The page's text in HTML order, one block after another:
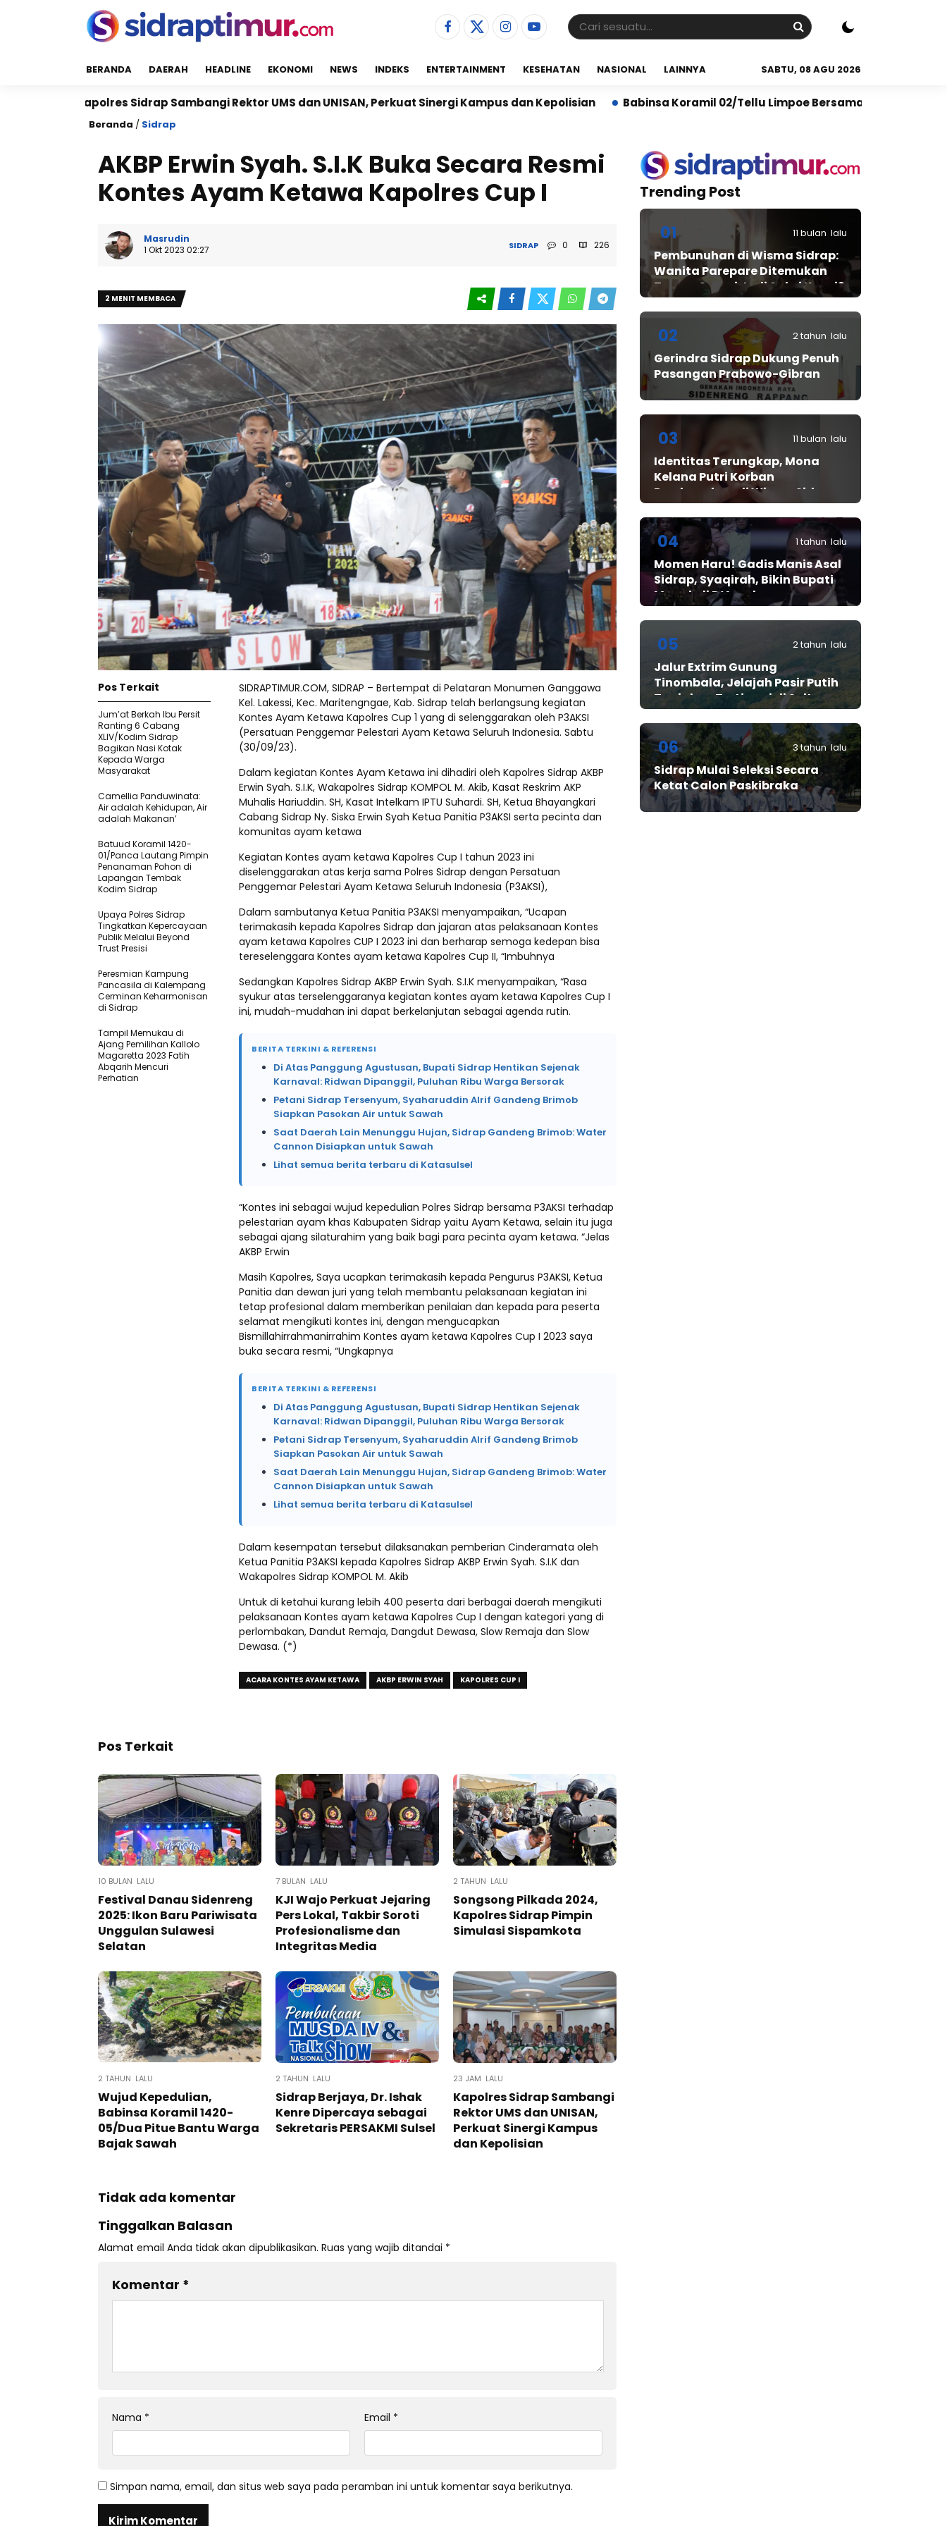
BERANDA DAERAH HEADLINE EKONOMI NEWS INDEKS ENTERTAINMENT KESEHATAN NASIONAL LAINNYA SABTU, 08 AGU 2026
Sidrap Sambangi Rektor UMS dan UNISAN, Perkuat Sinergi Kampus dan Kepolisian Babinsa Koramil 02/Tellu Limpoe Bersama Warga Gelar Karya Bakti
Beranda / Sidrap
AKBP Erwin Syah. S.I.K Buka Secara Resmi
Kontes Ayam Ketawa Kapolres Cup I
Masrudin
1 Okt 2023 02:27
SIDRAP 0 226
2 MENIT MEMBACA
SIDRAPTIMUR.COM, SIDRAP – Bertempat di Pelataran Monumen Ganggawa
Kel. Lakessi, Kec. Maritengngae, Kab. Sidrap telah berlangsung kegiatan
Kontes Ayam Ketawa Kapolres Cup 1 yang di selenggarakan oleh P3AKSI
(Persatuan Penggemar Pelestari Ayam Ketawa Seluruh Indonesia. Sabtu
(30/09/23).
Dalam kegiatan Kontes Ayam Ketawa ini dihadiri oleh Kapolres Sidrap AKBP
Erwin Syah. S.I.K, Wakapolres Sidrap KOMPOL M. Akib, Kasat Reskrim AKP
Muhalis Hariuddin. SH, Kasat Intelkam IPTU Suhardi. SH, Ketua Bhayangkari
Cabang Sidrap Ny. Siska Erwin Syah Ketua Panitia P3AKSI serta pecinta dan
komunitas ayam ketawa
Kegiatan Kontes ayam ketawa Kapolres Cup I tahun 2023 ini
diselenggarakan atas kerja sama Polres Sidrap dengan Persatuan
Penggemar Pelestari Ayam Ketawa Seluruh Indonesia (P3AKSI),
Dalam sambutanya Ketua Panitia P3AKSI menyampaikan, “Ucapan
terimakasih kepada Kapolres Sidrap dan jajaran atas pelaksanaan Kontes
ayam ketawa Kapolres CUP I 2023 ini dan berharap semoga kedepan bisa
tereselenggara Kontes ayam ketawa Kapolres Cup II, “Imbuhnya
Sedangkan Kapolres Sidrap AKBP Erwin Syah. S.I.K menyampaikan, “Rasa
syukur atas terselenggaranya kegiatan kontes ayam ketawa Kapolres Cup I
ini, mudah-mudahan ini dapat berkelanjutan sebagai agenda rutin.
BERITA TERKINI & REFERENSI
Di Atas Panggung Agustusan, Bupati Sidrap Hentikan Sejenak
Karnaval: Ridwan Dipanggil, Puluhan Ribu Warga Bersorak
Petani Sidrap Tersenyum, Syaharuddin Alrif Gandeng Brimob
Siapkan Pasokan Air untuk Sawah
Saat Daerah Lain Menunggu Hujan, Sidrap Gandeng Brimob: Water
Cannon Disiapkan untuk Sawah
Lihat semua berita terbaru di Katasulsel
“Kontes ini sebagai wujud kepedulian Polres Sidrap bersama P3AKSI terhadap
pelestarian ayam khas Kabupaten Sidrap yaitu Ayam Ketawa, selain itu juga
sebagai ajang silaturahim yang baik bagi para pecinta ayam ketawa. “Jelas
AKBP Erwin
Masih Kapolres, Saya ucapkan terimakasih kepada Pengurus P3AKSI, Ketua
Panitia dan dewan juri yang telah membantu pelaksanaan kegiatan ini
tetap profesional dalam memberikan penilaian dan kepada para peserta
selamat mengikuti kontes ini, dengan mengucapkan
Bismillahirrahmanirrahim Kontes ayam ketawa Kapolres Cup I 2023 saya
buka secara resmi, “Ungkapnya
BERITA TERKINI & REFERENSI
Di Atas Panggung Agustusan, Bupati Sidrap Hentikan Sejenak
Karnaval: Ridwan Dipanggil, Puluhan Ribu Warga Bersorak
Petani Sidrap Tersenyum, Syaharuddin Alrif Gandeng Brimob
Siapkan Pasokan Air untuk Sawah
Saat Daerah Lain Menunggu Hujan, Sidrap Gandeng Brimob: Water
Cannon Disiapkan untuk Sawah
Lihat semua berita terbaru di Katasulsel
Dalam kesempatan tersebut dilaksanakan pemberian Cinderamata oleh
Ketua Panitia P3AKSI kepada Kapolres Sidrap AKBP Erwin Syah. S.I.K dan
Wakapolres Sidrap KOMPOL M. Akib
Untuk di ketahui kurang lebih 400 peserta dari berbagai daerah mengikuti
pelaksanaan Kontes ayam ketawa Kapolres Cup I dengan kategori yang di
perlombakan, Dandut Remaja, Dangdut Dewasa, Slow Remaja dan Slow
Dewasa. (*)
ACARA KONTES AYAM KETAWA AKBP ERWIN SYAH KAPOLRES CUP I
Pos Terkait
Jum’at Berkah Ibu Persit
Ranting 6 Cabang
XLIV/Kodim Sidrap
Bagikan Nasi Kotak
Kepada Warga
Masyarakat
Camellia Panduwinata:
Air adalah Kehidupan, Air
adalah Makanan’
Batuud Koramil 1420-
01/Panca Lautang Pimpin
Penanaman Pohon di
Lapangan Tembak
Kodim Sidrap
Upaya Polres Sidrap
Tingkatkan Kepercayaan
Publik Melalui Beyond
Trust Presisi
Peresmian Kampung
Pancasila di Kalempang
Cerminan Keharmonisan
di Sidrap
Tampil Memukau di
Ajang Pemilihan Kallolo
Magaretta 2023 Fatih
Abqarih Mencuri
Perhatian
Pos Terkait
10 BULAN LALU
Festival Danau Sidenreng
2025: Ikon Baru Pariwisata
Unggulan Sulawesi
Selatan
7 BULAN LALU
KJI Wajo Perkuat Jejaring
Pers Lokal, Takbir Soroti
Profesionalisme dan
Integritas Media
2 TAHUN LALU
Songsong Pilkada 2024,
Kapolres Sidrap Pimpin
Simulasi Sispamkota
2 TAHUN LALU
Wujud Kepedulian,
Babinsa Koramil 1420-
05/Dua Pitue Bantu Warga
Bajak Sawah
2 TAHUN LALU
Sidrap Berjaya, Dr. Ishak
Kenre Dipercaya sebagai
Sekretaris PERSAKMI Sulsel
23 JAM LALU
Kapolres Sidrap Sambangi
Rektor UMS dan UNISAN,
Perkuat Sinergi Kampus
dan Kepolisian
Tidak ada komentar
Tinggalkan Balasan
Alamat email Anda tidak akan dipublikasikan. Ruas yang wajib ditandai *
Komentar *
Nama * Email *
Simpan nama, email, dan situs web saya pada peramban ini untuk komentar saya berikutnya.
Trending Post
01 11 bulan lalu
Pembunuhan di Wisma Sidrap:
Wanita Parepare Ditemukan
Tewas, Suami Jadi Saksi Kunci?
02 2 tahun lalu
Gerindra Sidrap Dukung Penuh
Pasangan Prabowo-Gibran
03 11 bulan lalu
Identitas Terungkap, Mona
Kelana Putri Korban
Pembunuhan di Wisma Sidrap
04 1 tahun lalu
Momen Haru! Gadis Manis Asal
Sidrap, Syaqirah, Bikin Bupati
Mewek di D’Academy​
05 2 tahun lalu
Jalur Extrim Gunung
Tinombala, Jelajah Pasir Putih
Tanjakan Tertinggi di Sulteng
06 3 tahun lalu
Sidrap Mulai Seleksi Secara
Ketat Calon Paskibraka